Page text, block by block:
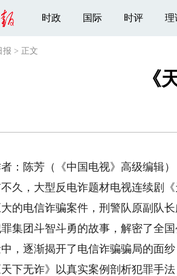
时政 国际 时评 理
报 > 正文
《
陈芳（《中国电视》高级编辑）
，大型反电诈题材电视连续剧《
的电信诈骗案件，刑警队原副队
集团斗智斗勇的故事，解密了全
，逐渐揭开了电信诈骗骗局的面纱
无诈》以真实案例剖析犯罪手法